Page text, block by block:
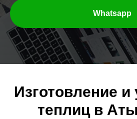
Whatsapp
Изготовление и
теплиц в